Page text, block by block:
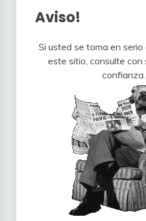
Aviso!
Si usted se toma en
este sitio, consulte con
confianza.